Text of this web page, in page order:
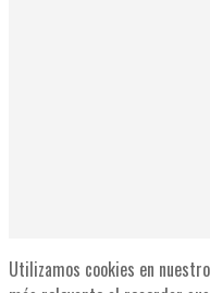
Utilizamos cookies en